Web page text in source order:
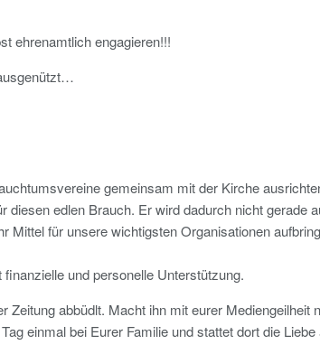
ehrenamtlich engagieren!!!
gemeinsam mit der Kirche
edlen Brauch. Er wird dadurch nicht gerade
Mittel für unsere wichtigsten Organisationen
und personelle Unterstützung.
Zeitung abbüdlt. Macht ihn mit eurer
einmal bei Eurer Familie und stattet dort die Liebe